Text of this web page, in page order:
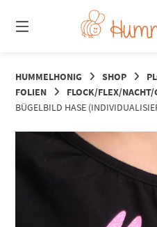
zum
Inhalt
HUMMELHONIG SHOP
FOLIEN
FLOCK/FLEX/
BÜGELBILD HASE